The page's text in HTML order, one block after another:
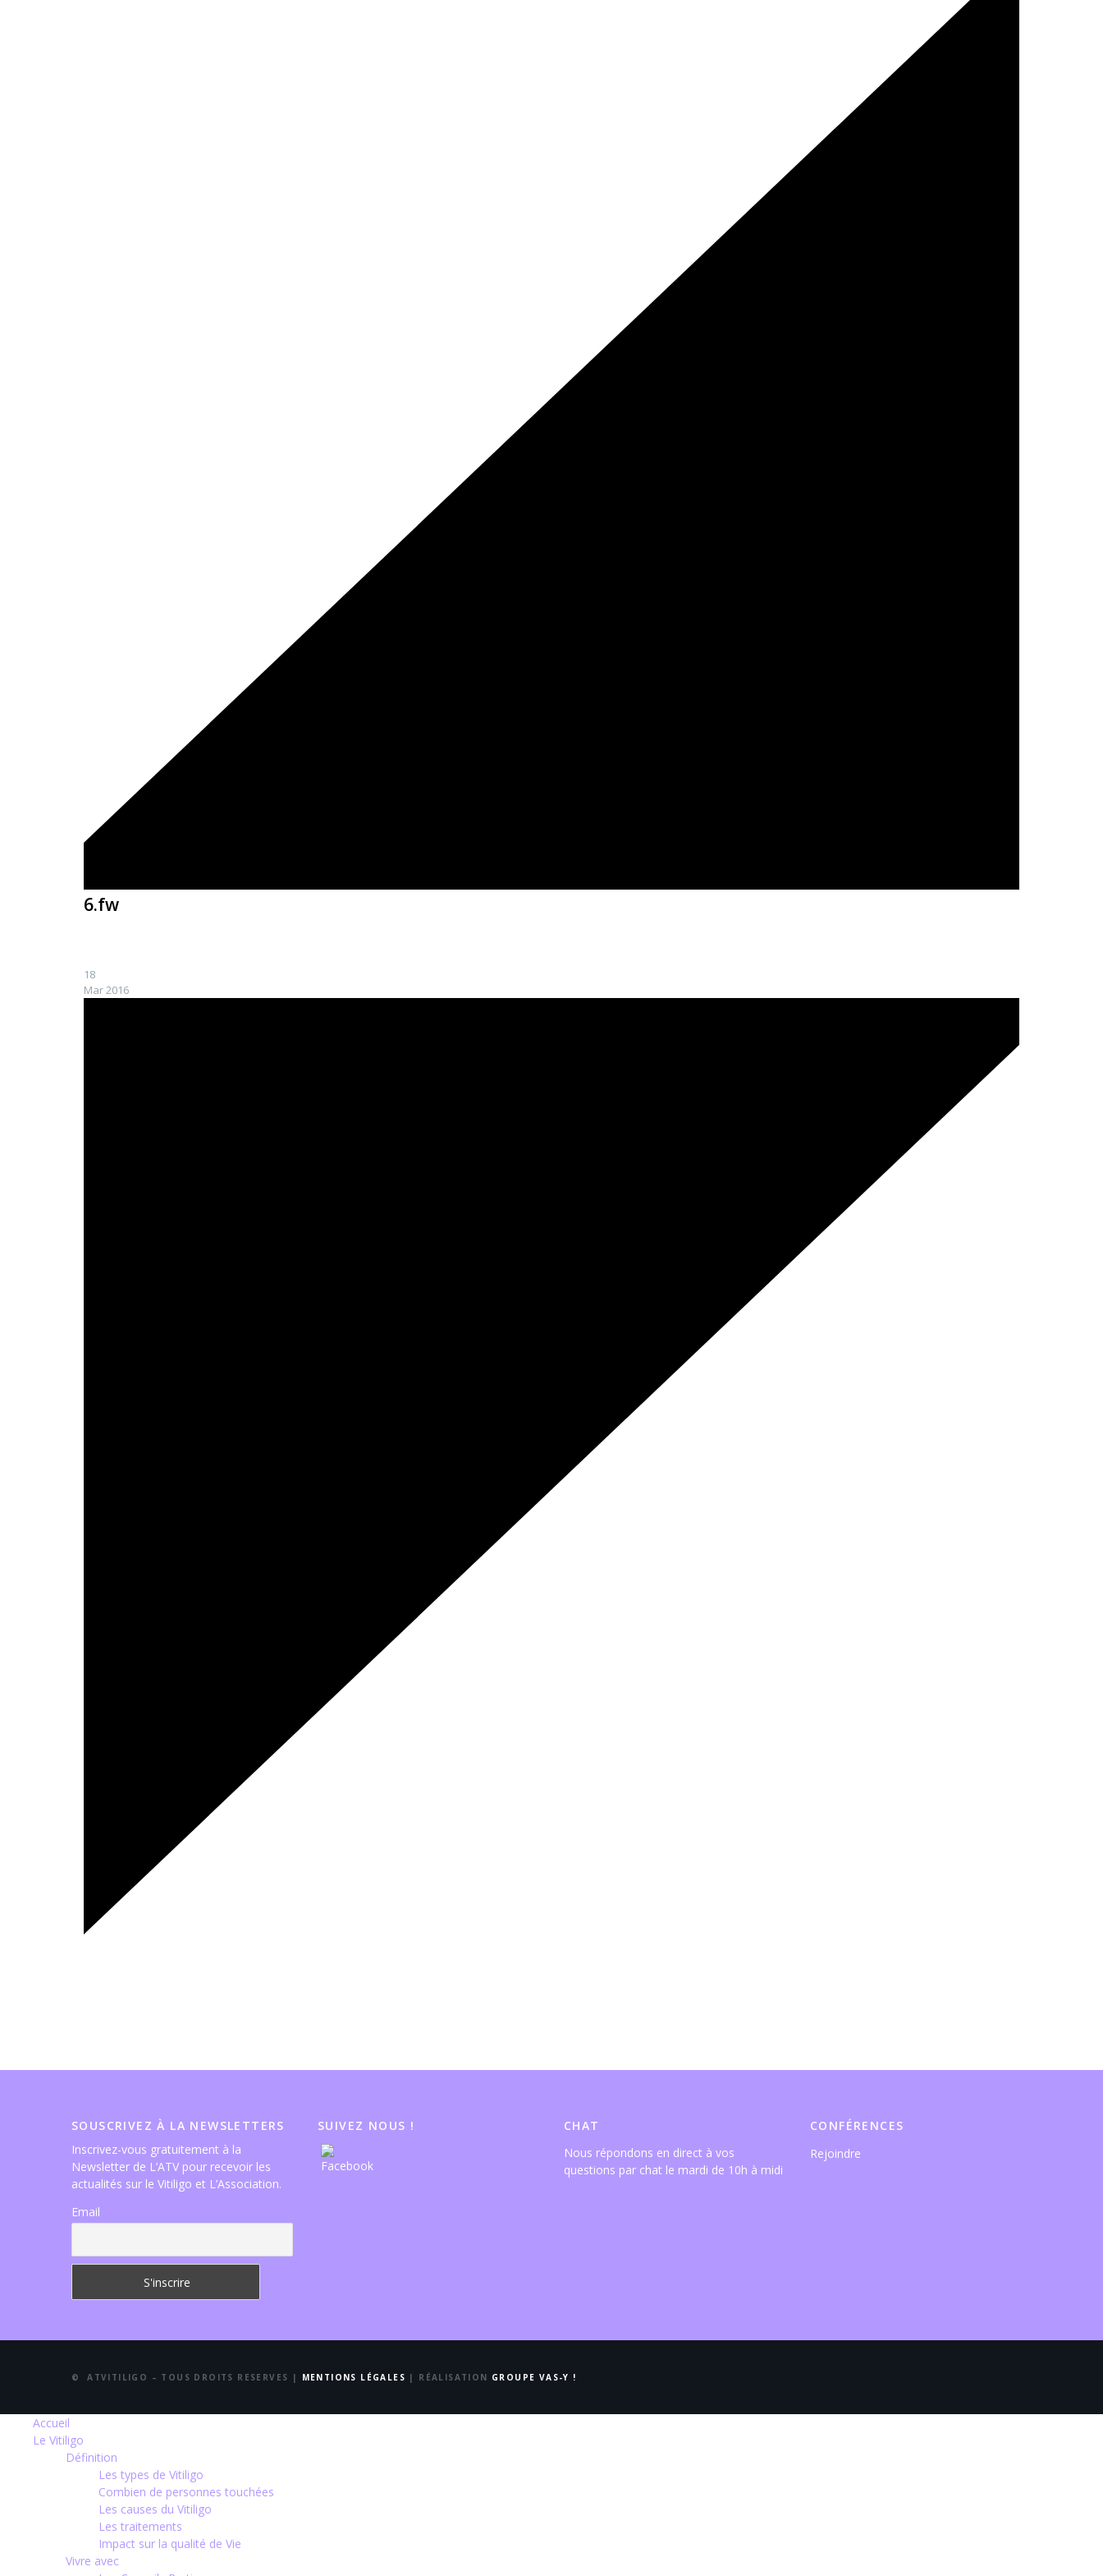
6.fw
18
Mar 2016
SOUSCRIVEZ À LA NEWSLETTERS
Inscrivez-vous gratuitement à la
Newsletter de L’ATV pour recevoir les
actualités sur le Vitiligo et L’Association.
Email
SUIVEZ NOUS !
CHAT
Nous répondons en direct à vos
questions par chat le mardi de 10h à midi
CONFÉRENCES
Rejoindre
© ATVITILIGO – TOUS DROITS RESERVES | MENTIONS LÉGALES | RÉALISATION GROUPE VAS-Y !
Accueil
Le Vitiligo
Définition
Les types de Vitiligo
Combien de personnes touchées
Les causes du Vitiligo
Les traitements
Impact sur la qualité de Vie
Vivre avec